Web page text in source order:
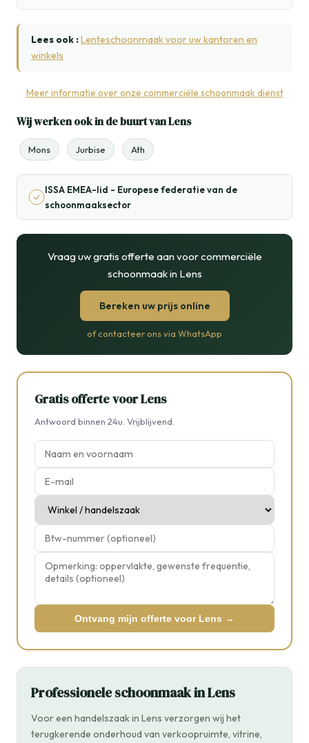
Lees ook :Lenteschoonmaak voor uw kantoren en
winkels
Meer informatie over onze commerciële schoonmaak dienst
Wij werken ook in de buurt van Lens
Mons Jurbise Ath
ISSA EMEA-lid - Europese federatie van de
schoonmaaksector
Vraag uw gratis offerte aan voor commerciële
schoonmaak in Lens
Bereken uw prijs online
of contacteer ons via WhatsApp
Gratis offerte voor Lens
Antwoord binnen 24u. Vrijblijvend.
Ontvang mijn offerte voor Lens →
Professionele schoonmaak in Lens
Voor een handelszaak in Lens verzorgen wij het
terugkerende onderhoud van verkoopruimte, vitrine,